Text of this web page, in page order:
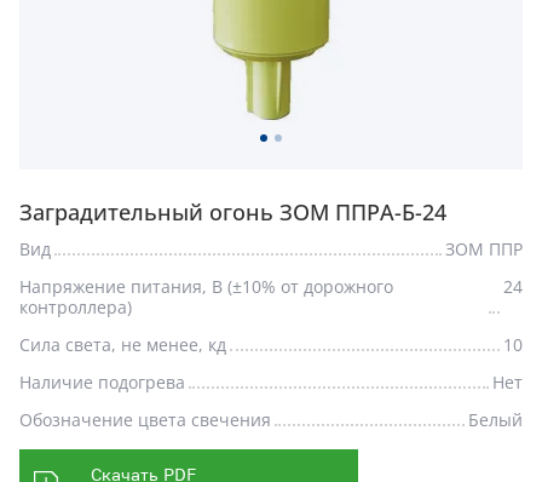
Заградительный огонь ЗОМ ППРА-Б-24
Вид
ЗОМ ППР
Напряжение питания, В (±10% от дорожного
контроллера)
24
Сила света, не менее, кд
10
Наличие подогрева
Нет
Обозначение цвета свечения
Белый
Скачать PDF